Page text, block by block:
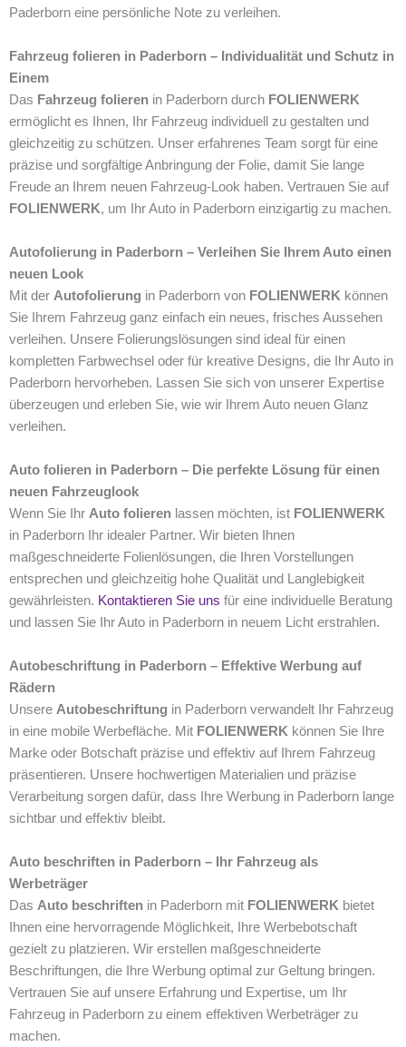
Paderborn eine persönliche Note zu verleihen.
Fahrzeug folieren in Paderborn – Individualität und Schutz in
Einem
Das Fahrzeug folieren in Paderborn durch FOLIENWERK
ermöglicht es Ihnen, Ihr Fahrzeug individuell zu gestalten und
gleichzeitig zu schützen. Unser erfahrenes Team sorgt für eine
präzise und sorgfältige Anbringung der Folie, damit Sie lange
Freude an Ihrem neuen Fahrzeug-Look haben. Vertrauen Sie auf
FOLIENWERK, um Ihr Auto in Paderborn einzigartig zu machen.
Autofolierung in Paderborn – Verleihen Sie Ihrem Auto einen
neuen Look
Mit der Autofolierung in Paderborn von FOLIENWERK können
Sie Ihrem Fahrzeug ganz einfach ein neues, frisches Aussehen
verleihen. Unsere Folierungslösungen sind ideal für einen
kompletten Farbwechsel oder für kreative Designs, die Ihr Auto in
Paderborn hervorheben. Lassen Sie sich von unserer Expertise
überzeugen und erleben Sie, wie wir Ihrem Auto neuen Glanz
verleihen.
Auto folieren in Paderborn – Die perfekte Lösung für einen
neuen Fahrzeuglook
Wenn Sie Ihr Auto folieren lassen möchten, ist FOLIENWERK
in Paderborn Ihr idealer Partner. Wir bieten Ihnen
maßgeschneiderte Folienlösungen, die Ihren Vorstellungen
entsprechen und gleichzeitig hohe Qualität und Langlebigkeit
gewährleisten. Kontaktieren Sie uns für eine individuelle Beratung
und lassen Sie Ihr Auto in Paderborn in neuem Licht erstrahlen.
Autobeschriftung in Paderborn – Effektive Werbung auf
Rädern
Unsere Autobeschriftung in Paderborn verwandelt Ihr Fahrzeug
in eine mobile Werbefläche. Mit FOLIENWERK können Sie Ihre
Marke oder Botschaft präzise und effektiv auf Ihrem Fahrzeug
präsentieren. Unsere hochwertigen Materialien und präzise
Verarbeitung sorgen dafür, dass Ihre Werbung in Paderborn lange
sichtbar und effektiv bleibt.
Auto beschriften in Paderborn – Ihr Fahrzeug als
Werbeträger
Das Auto beschriften in Paderborn mit FOLIENWERK bietet
Ihnen eine hervorragende Möglichkeit, Ihre Werbebotschaft
gezielt zu platzieren. Wir erstellen maßgeschneiderte
Beschriftungen, die Ihre Werbung optimal zur Geltung bringen.
Vertrauen Sie auf unsere Erfahrung und Expertise, um Ihr
Fahrzeug in Paderborn zu einem effektiven Werbeträger zu
machen.